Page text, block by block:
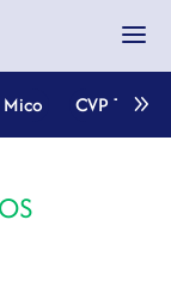
Mico CVP
Mico CVP